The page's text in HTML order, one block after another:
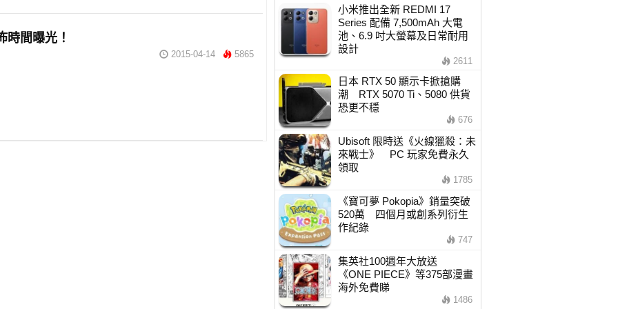
時間曝光！
2015-04-14 5865
小米推出全新 REDMI 17
Series 配備 7,500mAh 大電
池、6.9 吋大螢幕及日常耐用
設計
2611
日本 RTX 50 顯示卡掀搶購
潮 RTX 5070 Ti、5080 供貨
恐更不穩
676
Ubisoft 限時送《火線獵殺：未
來戰士》 PC 玩家免費永久
領取
1785
《寶可夢 Pokopia》銷量突破
520萬 四個月或創系列衍生
作紀錄
747
集英社100週年大放送
《ONE PIECE》等375部漫畫
海外免費睇
1486